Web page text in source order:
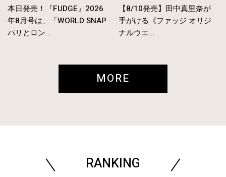
本日発売！『FUDGE』2026
年8月号は、「WORLD SNAP
パリとロン...
【8/10発売】田中真里奈が
手がける《ファッジ オリジ
ナルウエ...
MORE
RANKING